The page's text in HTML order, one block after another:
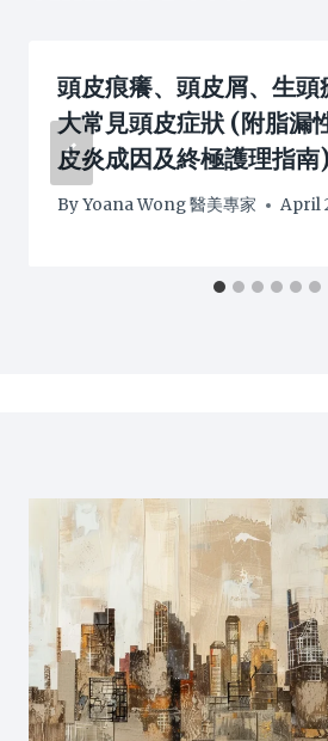
頭皮痕癢、頭皮屑、生
大常見頭皮症狀 (附脂漏
皮炎成因及終極護理指南)
ByYoana Wong 醫美專家 April